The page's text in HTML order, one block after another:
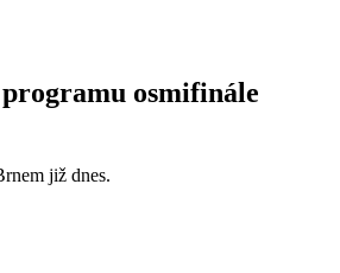
programu osmifinále
již dnes.